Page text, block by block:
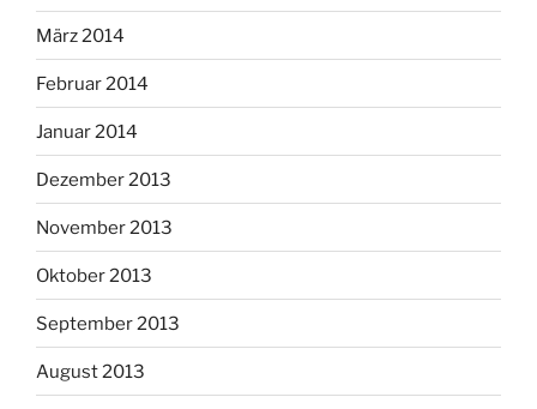
März 2014
Februar 2014
Januar 2014
Dezember 2013
November 2013
Oktober 2013
September 2013
August 2013